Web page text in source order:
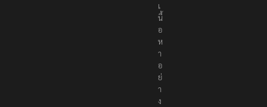
เ
นื้
อ
ห
า
อ
ย่
า
ง